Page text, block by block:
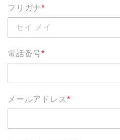
フリガナ*
電話番号*
メールアドレス *